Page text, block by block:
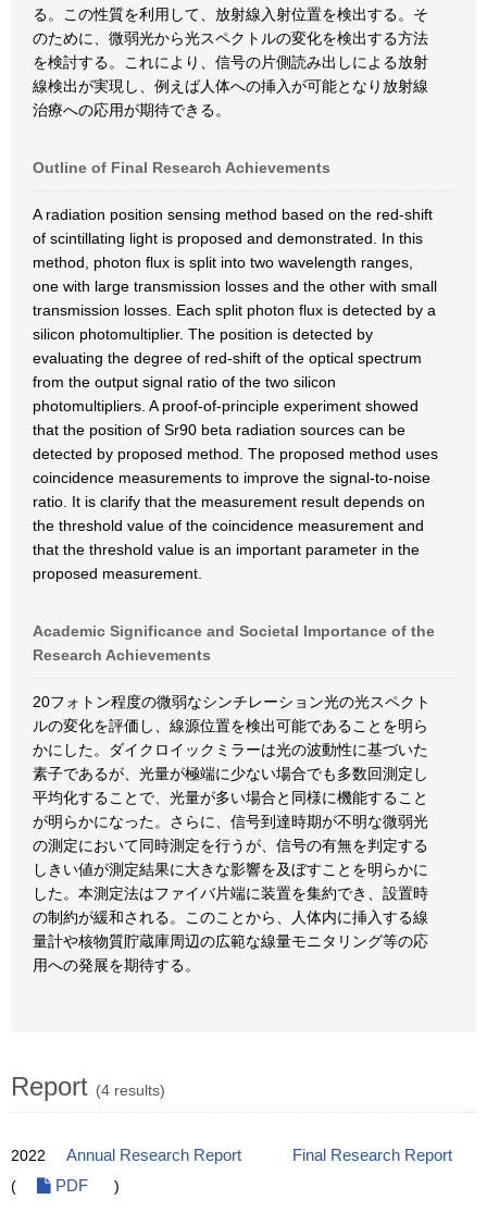
る。この性質を利用して、放射線入射位置を検出する。そ
のために、微弱光から光スペクトルの変化を検出する方法
を検討する。これにより、信号の片側読み出しによる放射
線検出が実現し、例えば人体への挿入が可能となり放射線
治療への応用が期待できる。
Outline of Final Research Achievements
A radiation position sensing method based on the red-shift
of scintillating light is proposed and demonstrated. In this
method, photon flux is split into two wavelength ranges,
one with large transmission losses and the other with small
transmission losses. Each split photon flux is detected by a
silicon photomultiplier. The position is detected by
evaluating the degree of red-shift of the optical spectrum
from the output signal ratio of the two silicon
photomultipliers. A proof-of-principle experiment showed
that the position of Sr90 beta radiation sources can be
detected by proposed method. The proposed method uses
coincidence measurements to improve the signal-to-noise
ratio. It is clarify that the measurement result depends on
the threshold value of the coincidence measurement and
that the threshold value is an important parameter in the
proposed measurement.
Academic Significance and Societal Importance of the
Research Achievements
20フォトン程度の微弱なシンチレーション光の光スペクト
ルの変化を評価し、線源位置を検出可能であることを明ら
かにした。ダイクロイックミラーは光の波動性に基づいた
素子であるが、光量が極端に少ない場合でも多数回測定し
平均化することで、光量が多い場合と同様に機能すること
が明らかになった。さらに、信号到達時期が不明な微弱光
の測定において同時測定を行うが、信号の有無を判定する
しきい値が測定結果に大きな影響を及ぼすことを明らかに
した。本測定法はファイバ片端に装置を集約でき、設置時
の制約が緩和される。このことから、人体内に挿入する線
量計や核物質貯蔵庫周辺の広範な線量モニタリング等の応
用への発展を期待する。
Report (4 results)
2022 Annual Research Report
Final Research Report
(
PDF )